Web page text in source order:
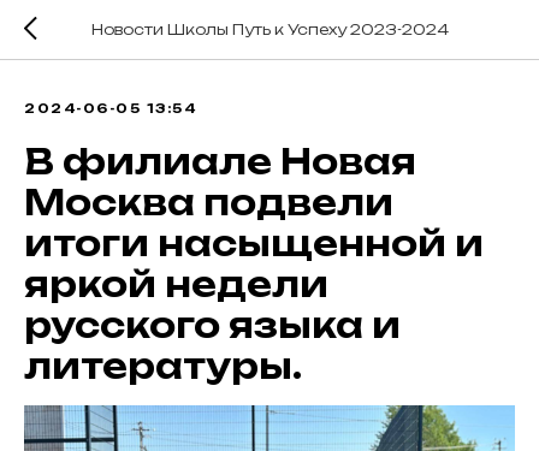
Новости Школы Путь к Успеху 2023-2024
2024-06-05 13:54
В филиале Новая
Москва подвели
итоги насыщенной и
яркой недели
русского языка и
литературы.